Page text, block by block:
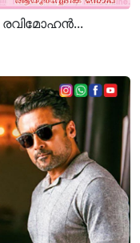
രവിമോഹൻ...